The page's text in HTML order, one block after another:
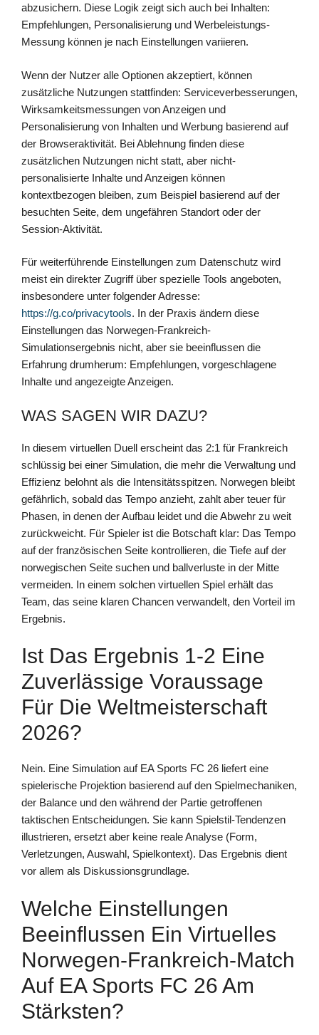
abzusichern. Diese Logik zeigt sich auch bei Inhalten:
Empfehlungen, Personalisierung und Werbeleistungs-
Messung können je nach Einstellungen variieren.
Wenn der Nutzer alle Optionen akzeptiert, können
zusätzliche Nutzungen stattfinden: Serviceverbesserungen,
Wirksamkeitsmessungen von Anzeigen und
Personalisierung von Inhalten und Werbung basierend auf
der Browseraktivität. Bei Ablehnung finden diese
zusätzlichen Nutzungen nicht statt, aber nicht-
personalisierte Inhalte und Anzeigen können
kontextbezogen bleiben, zum Beispiel basierend auf der
besuchten Seite, dem ungefähren Standort oder der
Session-Aktivität.
Für weiterführende Einstellungen zum Datenschutz wird
meist ein direkter Zugriff über spezielle Tools angeboten,
insbesondere unter folgender Adresse:
https://g.co/privacytools. In der Praxis ändern diese
Einstellungen das Norwegen-Frankreich-
Simulationsergebnis nicht, aber sie beeinflussen die
Erfahrung drumherum: Empfehlungen, vorgeschlagene
Inhalte und angezeigte Anzeigen.
WAS SAGEN WIR DAZU?
In diesem virtuellen Duell erscheint das 2:1 für Frankreich
schlüssig bei einer Simulation, die mehr die Verwaltung und
Effizienz belohnt als die Intensitätsspitzen. Norwegen bleibt
gefährlich, sobald das Tempo anzieht, zahlt aber teuer für
Phasen, in denen der Aufbau leidet und die Abwehr zu weit
zurückweicht. Für Spieler ist die Botschaft klar: Das Tempo
auf der französischen Seite kontrollieren, die Tiefe auf der
norwegischen Seite suchen und ballverluste in der Mitte
vermeiden. In einem solchen virtuellen Spiel erhält das
Team, das seine klaren Chancen verwandelt, den Vorteil im
Ergebnis.
Ist Das Ergebnis 1-2 Eine
Zuverlässige Voraussage
Für Die Weltmeisterschaft
2026?
Nein. Eine Simulation auf EA Sports FC 26 liefert eine
spielerische Projektion basierend auf den Spielmechaniken,
der Balance und den während der Partie getroffenen
taktischen Entscheidungen. Sie kann Spielstil-Tendenzen
illustrieren, ersetzt aber keine reale Analyse (Form,
Verletzungen, Auswahl, Spielkontext). Das Ergebnis dient
vor allem als Diskussionsgrundlage.
Welche Einstellungen
Beeinflussen Ein Virtuelles
Norwegen-Frankreich-Match
Auf EA Sports FC 26 Am
Stärksten?